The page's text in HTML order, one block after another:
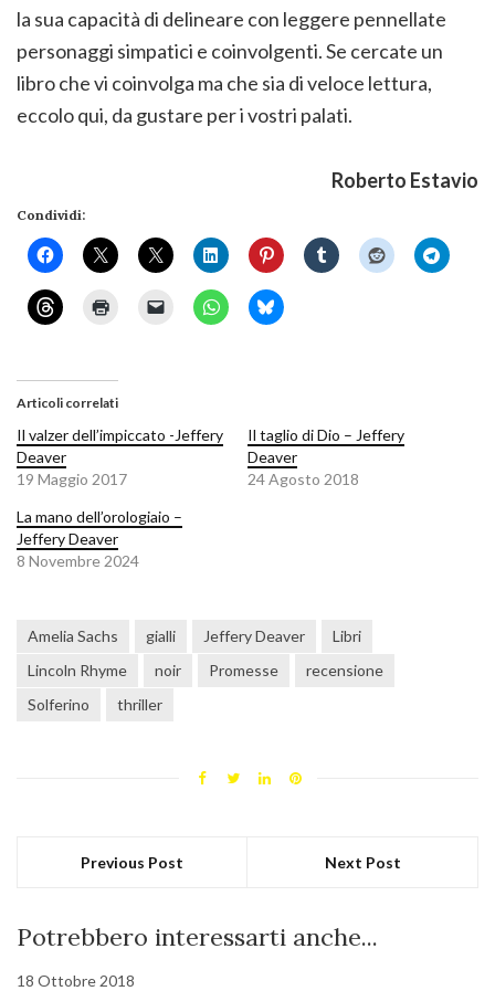
la sua capacità di delineare con leggere pennellate
personaggi simpatici e coinvolgenti. Se cercate un
libro che vi coinvolga ma che sia di veloce lettura,
eccolo qui, da gustare per i vostri palati.
Roberto Estavio
Condividi:
Articoli correlati
Il valzer dell’impiccato -Jeffery
Deaver
19 Maggio 2017
Il taglio di Dio – Jeffery
Deaver
24 Agosto 2018
La mano dell’orologiaio –
Jeffery Deaver
8 Novembre 2024
Amelia Sachs gialli Jeffery Deaver
Libri
Lincoln Rhyme
noir Promesse
recensione
Solferino
thriller
Previous Post Next Post
Potrebbero interessarti anche...
18 Ottobre 2018